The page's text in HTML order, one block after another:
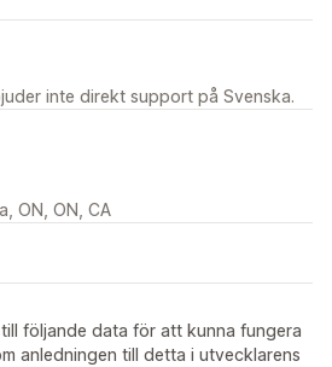
inte direkt support på Svenska.
ON, ON, CA
följande data för att kunna fungera
anledningen till detta i utvecklarens